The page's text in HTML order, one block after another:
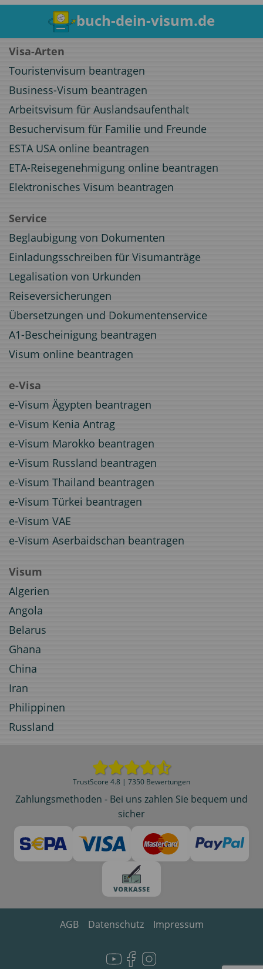
buch-dein-visum.de
Visa-Arten
Touristenvisum beantragen
Business-Visum beantragen
Arbeitsvisum für Auslandsaufenthalt
Besuchervisum für Familie und Freunde
ESTA USA online beantragen
ETA-Reisegenehmigung online beantragen
Elektronisches Visum beantragen
Service
Beglaubigung von Dokumenten
Einladungsschreiben für Visumanträge
Legalisation von Urkunden
Reiseversicherungen
Übersetzungen und Dokumentenservice
A1-Bescheinigung beantragen
Visum online beantragen
e-Visa
e-Visum Ägypten beantragen
e-Visum Kenia Antrag
e-Visum Marokko beantragen
e-Visum Russland beantragen
e-Visum Thailand beantragen
e-Visum Türkei beantragen
e-Visum VAE
e-Visum Aserbaidschan beantragen
Visum
Algerien
Angola
Belarus
Ghana
China
Iran
Philippinen
Russland
TrustScore 4.8 | 7350 Bewertungen
Zahlungsmethoden - Bei uns zahlen Sie bequem und
sicher
AGB Datenschutz Impressum